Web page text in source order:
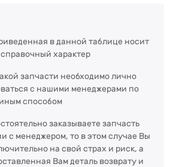
в данной таблице носит
характер
запчасти необходимо лично
с нашими менеджерами по
способом
заказываете запчасть
с менеджером, то в этом случае Вы
на свой страх и риск, а
Вам деталь возврату и